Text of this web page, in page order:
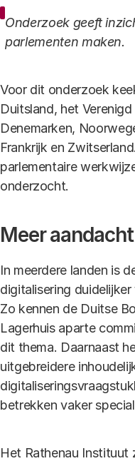
Onderzoek geeft
parlementen maken.
Voor dit onderzoek
Duitsland, het
Denemarken,
Frankrijk en
parlementaire
onderzocht.
Meer
In meerdere landen is
digitalisering
Zo kennen de Duitse
Lagerhuis aparte
dit thema. Daarnaast
uitgebreidere
betrekken vaker
Het Rathenau Instituut